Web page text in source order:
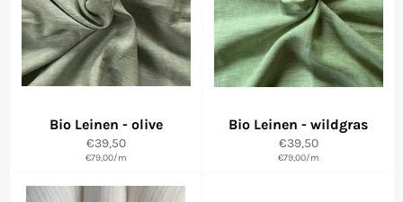
Bio Leinen - olive
Normaler
Preis
€39,50
€79,00/m
Bio Leinen - wildgras
Normaler
Preis
€39,50
€79,00/m